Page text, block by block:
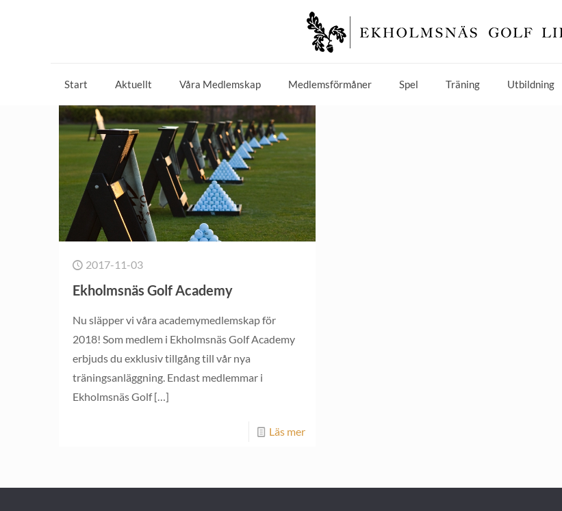
Start Aktuellt Våra Medlemskap Medlemsförmåner Spel Träning Utbildning
2017-11-03
Ekholmsnäs Golf Academy
Nu släpper vi våra academymedlemskap för
2018! Som medlem i Ekholmsnäs Golf Academy
erbjuds du exklusiv tillgång till vår nya
träningsanläggning. Endast medlemmar i
Ekholmsnäs Golf[…]
Läs mer